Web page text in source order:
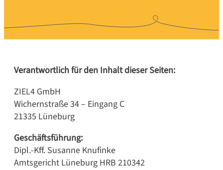
Verantwortlich für den Inhalt dieser Seiten:
ZIEL4 GmbH
Wichernstraße 34 – Eingang C
21335 Lüneburg
Geschäftsführung:
Dipl.-Kff. Susanne Knufinke
Amtsgericht Lüneburg HRB 210342